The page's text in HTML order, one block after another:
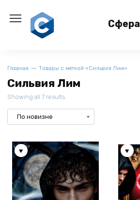
содержанию
Сфера
Главная Товары с меткой «Сильвия Лим»
Сильвия Лим
Showing all 7 results